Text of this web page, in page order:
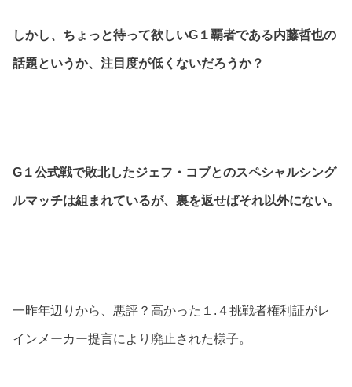
しかし、ちょっと待って欲しいG１覇者である内藤哲也の
話題というか、注目度が低くないだろうか？
G１公式戦で敗北したジェフ・コブとのスペシャルシング
ルマッチは組まれているが、裏を返せばそれ以外にない。
一昨年辺りから、悪評？高かった１.４挑戦者権利証がレ
インメーカー提言により廃止された様子。